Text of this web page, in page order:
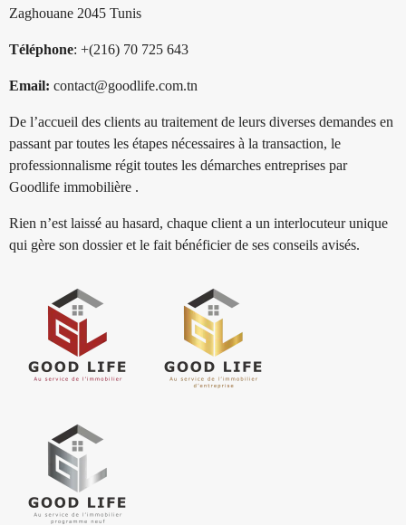
Zaghouane 2045 Tunis
Téléphone: +(216) 70 725 643
Email: contact@goodlife.com.tn
De l’accueil des clients au traitement de leurs diverses demandes en
passant par toutes les étapes nécessaires à la transaction, le
professionnalisme régit toutes les démarches entreprises par
Goodlife immobilière .
Rien n’est laissé au hasard, chaque client a un interlocuteur unique
qui gère son dossier et le fait bénéficier de ses conseils avisés.